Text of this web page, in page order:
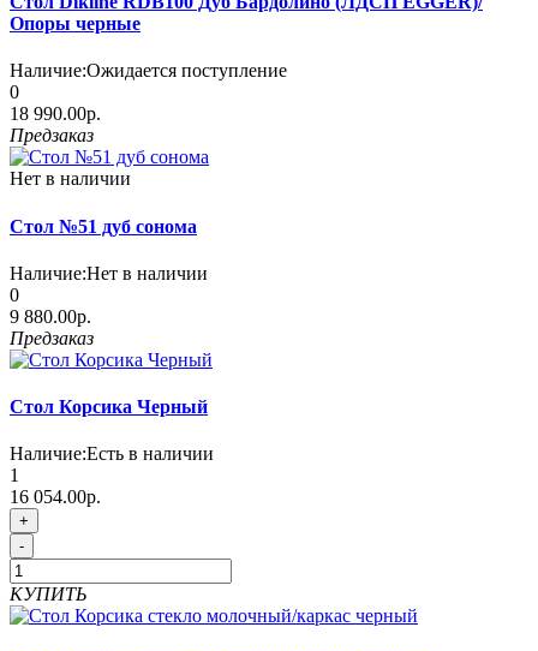
Опоры черные
Наличие:Ожидается поступление
0
18 990.00р.
Предзаказ
Нет в наличии
Стол №51 дуб сонома
Наличие:Нет в наличии
0
9 880.00р.
Предзаказ
Стол Корсика Черный
Наличие:Есть в наличии
1
16 054.00р.
+
-
КУПИТЬ